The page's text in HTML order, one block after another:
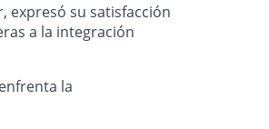
expresó su satisfacción
a la integración
la